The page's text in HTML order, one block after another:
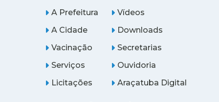
A Prefeitura
A Cidade
Vídeos
Downloads
Vacinação
Serviços
Licitações
Secretarias
Ouvidoria
Araçatuba Digital